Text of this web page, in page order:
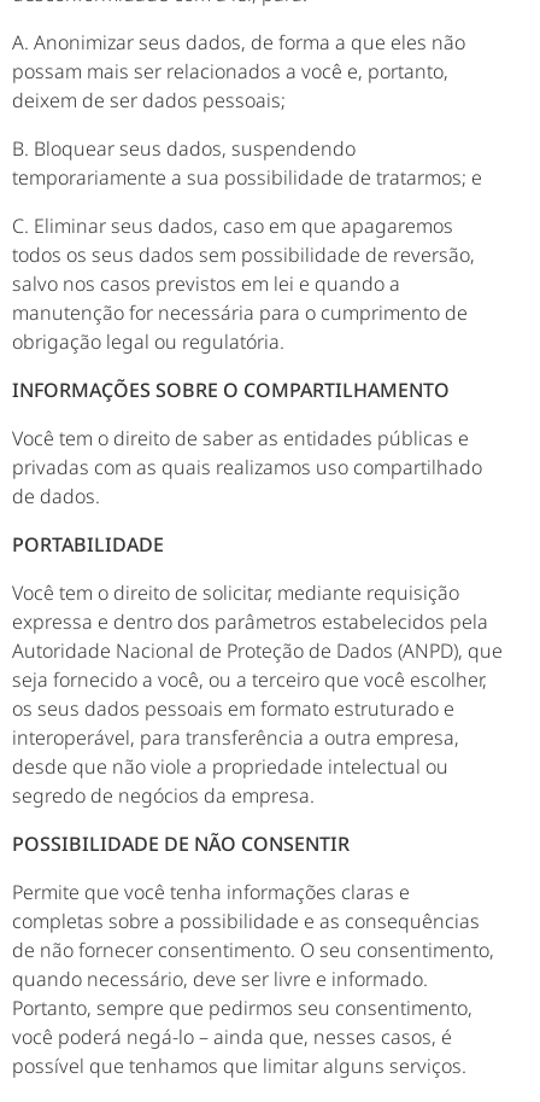
A. Anonimizar seus dados, de forma a que eles não
possam mais ser relacionados a você e, portanto,
deixem de ser dados pessoais;
B. Bloquear seus dados, suspendendo
temporariamente a sua possibilidade de tratarmos; e
C. Eliminar seus dados, caso em que apagaremos
todos os seus dados sem possibilidade de reversão,
salvo nos casos previstos em lei e quando a
manutenção for necessária para o cumprimento de
obrigação legal ou regulatória.
INFORMAÇÕES SOBRE O COMPARTILHAMENTO
Você tem o direito de saber as entidades públicas e
privadas com as quais realizamos uso compartilhado
de dados.
PORTABILIDADE
Você tem o direito de solicitar, mediante requisição
expressa e dentro dos parâmetros estabelecidos pela
Autoridade Nacional de Proteção de Dados (ANPD), que
seja fornecido a você, ou a terceiro que você escolher,
os seus dados pessoais em formato estruturado e
interoperável, para transferência a outra empresa,
desde que não viole a propriedade intelectual ou
segredo de negócios da empresa.
POSSIBILIDADE DE NÃO CONSENTIR
Permite que você tenha informações claras e
completas sobre a possibilidade e as consequências
de não fornecer consentimento. O seu consentimento,
quando necessário, deve ser livre e informado.
Portanto, sempre que pedirmos seu consentimento,
você poderá negá-lo – ainda que, nesses casos, é
possível que tenhamos que limitar alguns serviços.